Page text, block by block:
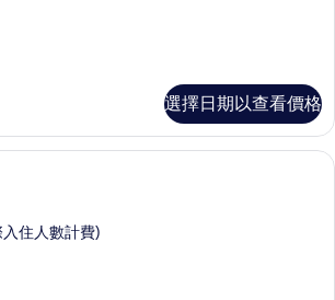
選擇日期以查看價格
住人數計費)